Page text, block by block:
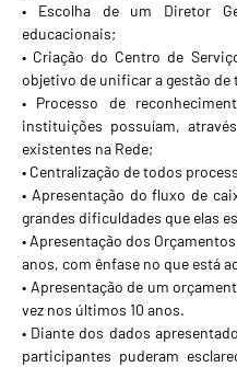
• Escolha de um Diretor
educacionais;
• Criação do Centro de
objetivo de unificar a gestão de
• Processo de
instituições possuíam,
existentes na Rede;
• Centralização de todos
• Apresentação do fluxo de
grandes dificuldades que elas
• Apresentação dos
anos, com ênfase no que está
• Apresentação de um
vez nos últimos 10 anos.
• Diante dos dados
participantes puderam